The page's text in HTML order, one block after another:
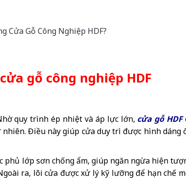
gỗ công nghiệp HDF
quy trình ép nhiệt và áp lực lớn, cửa gỗ HDF
Điều này giúp cửa duy trì được hình dáng
phủ lớp sơn chống ẩm, giúp ngăn ngừa hiện
ra, lõi cửa được xử lý kỹ lưỡng để hạn chế